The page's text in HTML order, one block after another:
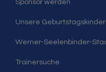
Sponsor werden
Unsere Geburtstagskinder
Werner-Seelenbinder-
Trainersuche